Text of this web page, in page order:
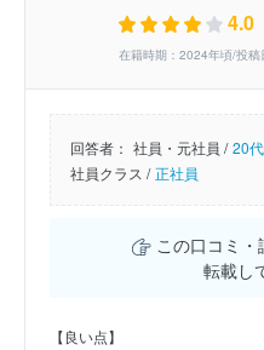
4.0
在籍時期：2024年頃/投
回答者： 社員・元社員 / 20
社員クラス / 正社員
この口コミ・
転載し
【良い点】